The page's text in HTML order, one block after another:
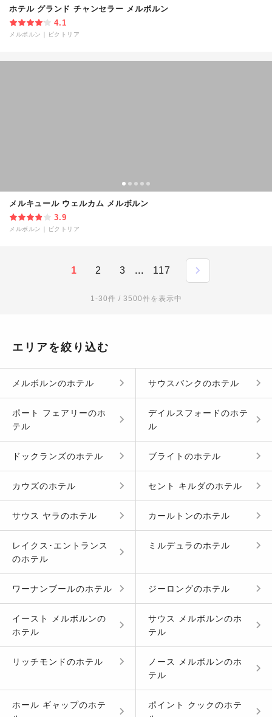
ホテル グランド チャンセラー メルボルン
4.1
メルボルン ビクトリア
メルキュール ウェルカム メルボルン
3.9
メルボルン ビクトリア
1 2 3 ... 117
1-30件 / 3500件を表示中
エリアを絞り込む
メルボルンのホテル サウスバンクのホテル
ポート フェアリーのホ
テル
デイルスフォードのホテ
ル
ドックランズのホテル ブライト のホテル
カウズのホテル セント キルダのホテル
サウス ヤラのホテル カールトンのホテル
レイクス･エントランス
のホテル
ミルデュラのホテル
ワーナンブールのホテル ジーロングのホテル
イースト メルボルンの
ホテル
サウス メルボルンのホ
テル
リッチモンドのホテル ノース メルボルンのホ
テル
ホール ギャップのホテ
ポイント クックのホテ